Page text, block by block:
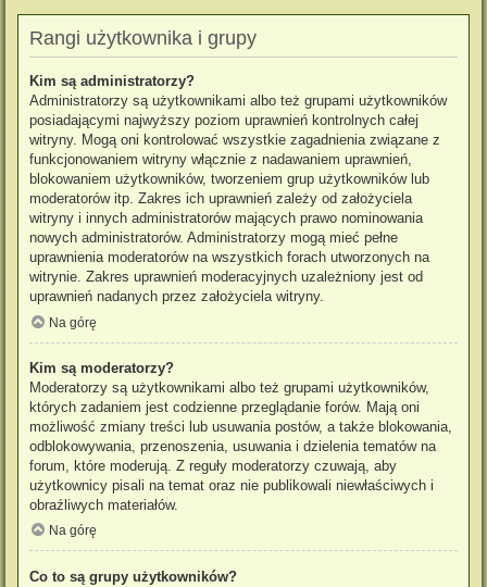
Rangi użytkownika i grupy
Kim są administratorzy?
Administratorzy są użytkownikami albo też grupami użytkowników
posiadającymi najwyższy poziom uprawnień kontrolnych całej
witryny. Mogą oni kontrolować wszystkie zagadnienia związane z
funkcjonowaniem witryny włącznie z nadawaniem uprawnień,
blokowaniem użytkowników, tworzeniem grup użytkowników lub
moderatorów itp. Zakres ich uprawnień zależy od założyciela
witryny i innych administratorów mających prawo nominowania
nowych administratorów. Administratorzy mogą mieć pełne
uprawnienia moderatorów na wszystkich forach utworzonych na
witrynie. Zakres uprawnień moderacyjnych uzależniony jest od
uprawnień nadanych przez założyciela witryny.
Na górę
Kim są moderatorzy?
Moderatorzy są użytkownikami albo też grupami użytkowników,
których zadaniem jest codzienne przeglądanie forów. Mają oni
możliwość zmiany treści lub usuwania postów, a także blokowania,
odblokowywania, przenoszenia, usuwania i dzielenia tematów na
forum, które moderują. Z reguły moderatorzy czuwają, aby
użytkownicy pisali na temat oraz nie publikowali niewłaściwych i
obraźliwych materiałów.
Na górę
Co to są grupy użytkowników?